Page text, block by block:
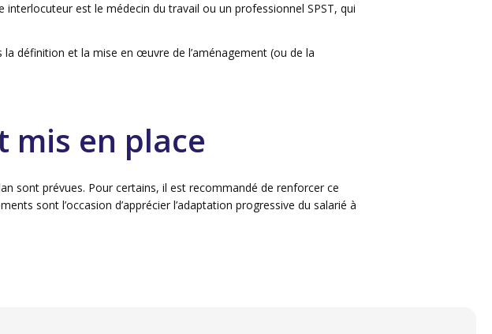
est le médecin du travail ou un professionnel SPST, qui
définition et la mise en œuvre de l’aménagement (ou de la
mis en place
sont prévues. Pour certains, il est recommandé de renforcer ce
sont l’occasion d’apprécier l’adaptation progressive du salarié à